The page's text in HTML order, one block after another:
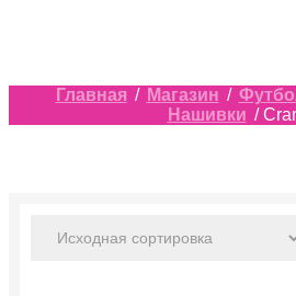
Главная / Магазин /
Нашивки /